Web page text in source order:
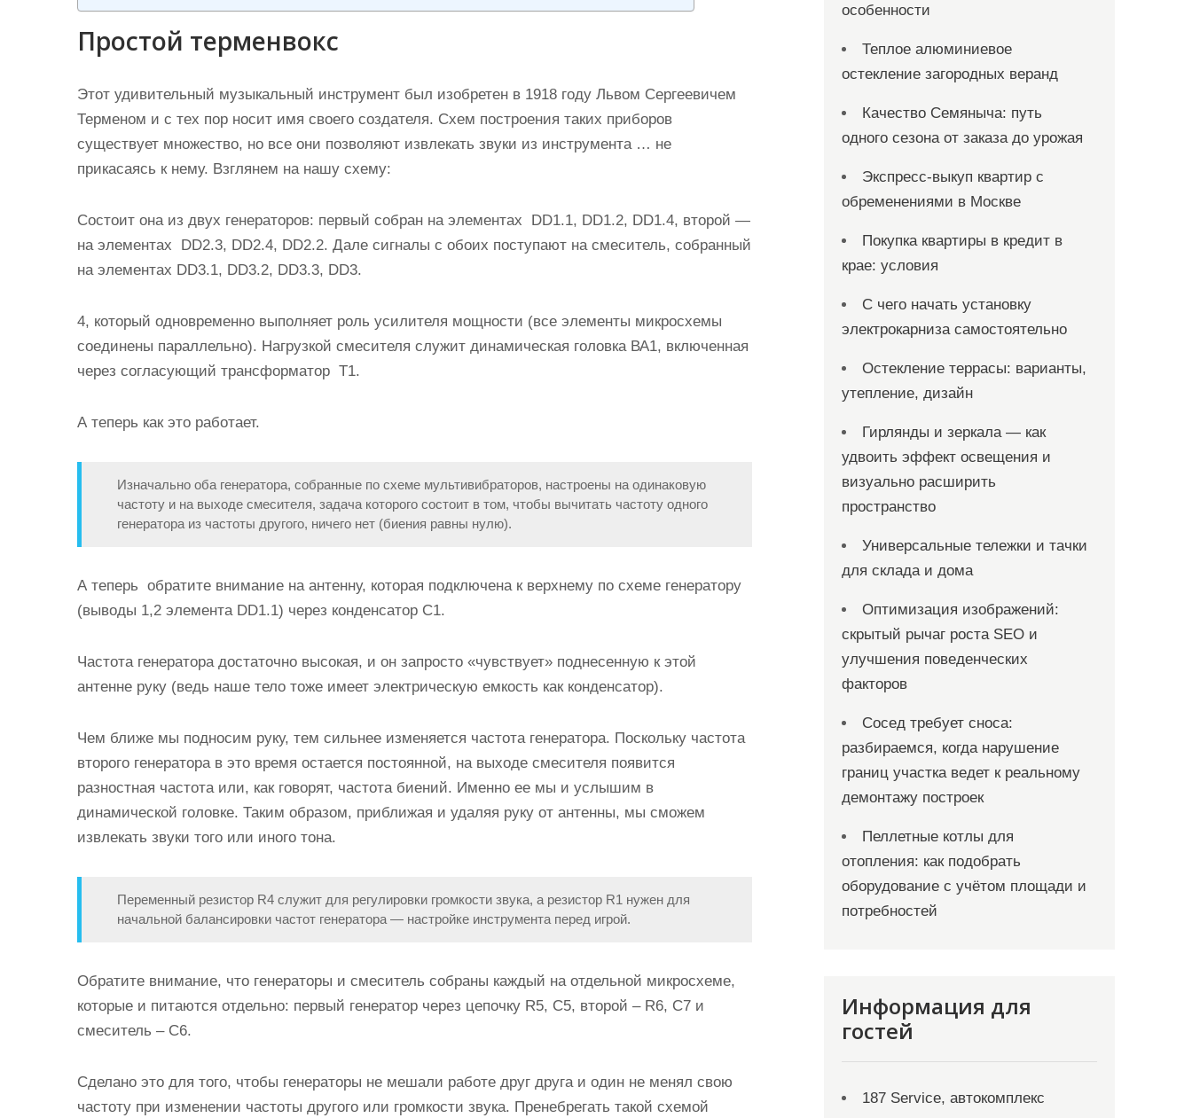
Простой терменвокс
Этот удивительный музыкальный инструмент был изобретен в 1918 году Львом Сергеевичем
Терменом и с тех пор носит имя своего создателя. Схем построения таких приборов
существует множество, но все они позволяют извлекать звуки из инструмента … не
прикасаясь к нему. Взглянем на нашу схему:
Состоит она из двух генераторов: первый собран на элементах DD1.1, DD1.2, DD1.4, второй —
на элементах DD2.3, DD2.4, DD2.2. Дале сигналы с обоих поступают на смеситель, собранный
на элементах DD3.1, DD3.2, DD3.3, DD3.
4, который одновременно выполняет роль усилителя мощности (все элементы микросхемы
соединены параллельно). Нагрузкой смесителя служит динамическая головка ВА1, включенная
через согласующий трансформатор Т1.
А теперь как это работает.
Изначально оба генератора, собранные по схеме мультивибраторов, настроены на одинаковую
частоту и на выходе смесителя, задача которого состоит в том, чтобы вычитать частоту одного
генератора из частоты другого, ничего нет (биения равны нулю).
А теперь обратите внимание на антенну, которая подключена к верхнему по схеме генератору
(выводы 1,2 элемента DD1.1) через конденсатор С1.
Частота генератора достаточно высокая, и он запросто «чувствует» поднесенную к этой
антенне руку (ведь наше тело тоже имеет электрическую емкость как конденсатор).
Чем ближе мы подносим руку, тем сильнее изменяется частота генератора. Поскольку частота
второго генератора в это время остается постоянной, на выходе смесителя появится
разностная частота или, как говорят, частота биений. Именно ее мы и услышим в
динамической головке. Таким образом, приближая и удаляя руку от антенны, мы сможем
извлекать звуки того или иного тона.
Переменный резистор R4 служит для регулировки громкости звука, а резистор R1 нужен для
начальной балансировки частот генератора — настройке инструмента перед игрой.
Обратите внимание, что генераторы и смеситель собраны каждый на отдельной микросхеме,
которые и питаются отдельно: первый генератор через цепочку R5, C5, второй – R6, C7 и
смеситель – С6.
Сделано это для того, чтобы генераторы не мешали работе друг друга и один не менял свою
частоту при изменении частоты другого или громкости звука. Пренебрегать такой схемой
особенности
Теплое алюминиевое
остекление загородных веранд
Качество Семяныча: путь
одного сезона от заказа до урожая
Экспресс-выкуп квартир с
обременениями в Москве
Покупка квартиры в кредит в
крае: условия
С чего начать установку
электрокарниза самостоятельно
Остекление террасы: варианты,
утепление, дизайн
Гирлянды и зеркала — как
удвоить эффект освещения и
визуально расширить
пространство
Универсальные тележки и тачки
для склада и дома
Оптимизация изображений:
скрытый рычаг роста SEO и
улучшения поведенческих
факторов
Сосед требует сноса:
разбираемся, когда нарушение
границ участка ведет к реальному
демонтажу построек
Пеллетные котлы для
отопления: как подобрать
оборудование с учётом площади и
потребностей
Информация для
гостей
187 Service, автокомплекс